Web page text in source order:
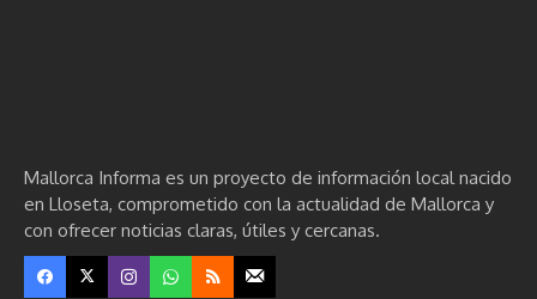
Mallorca Informa es un proyecto de información local nacido
en Lloseta, comprometido con la actualidad de Mallorca y
con ofrecer noticias claras, útiles y cercanas.